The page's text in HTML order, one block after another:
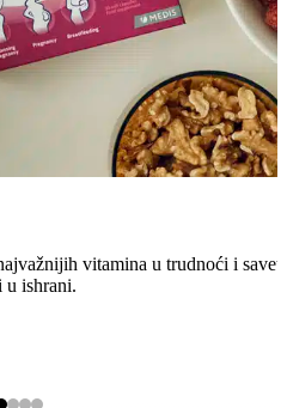
vitamina u trudnoći i
u ishrani.